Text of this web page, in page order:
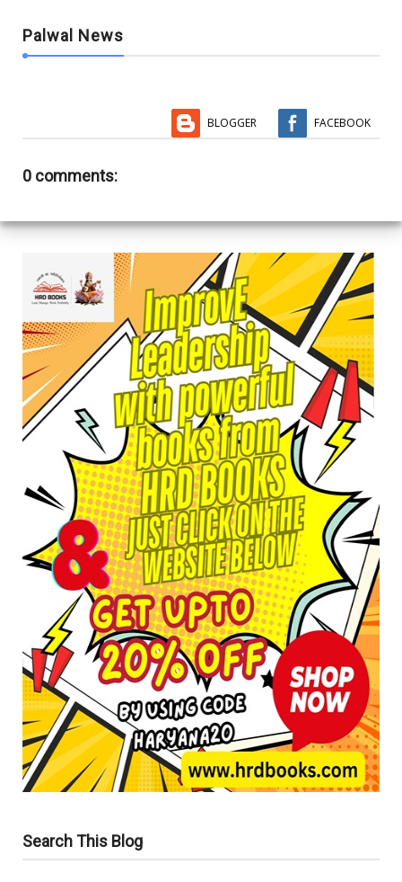
Palwal News
BLOGGER FACEBOOK
0 comments:
Search This Blog